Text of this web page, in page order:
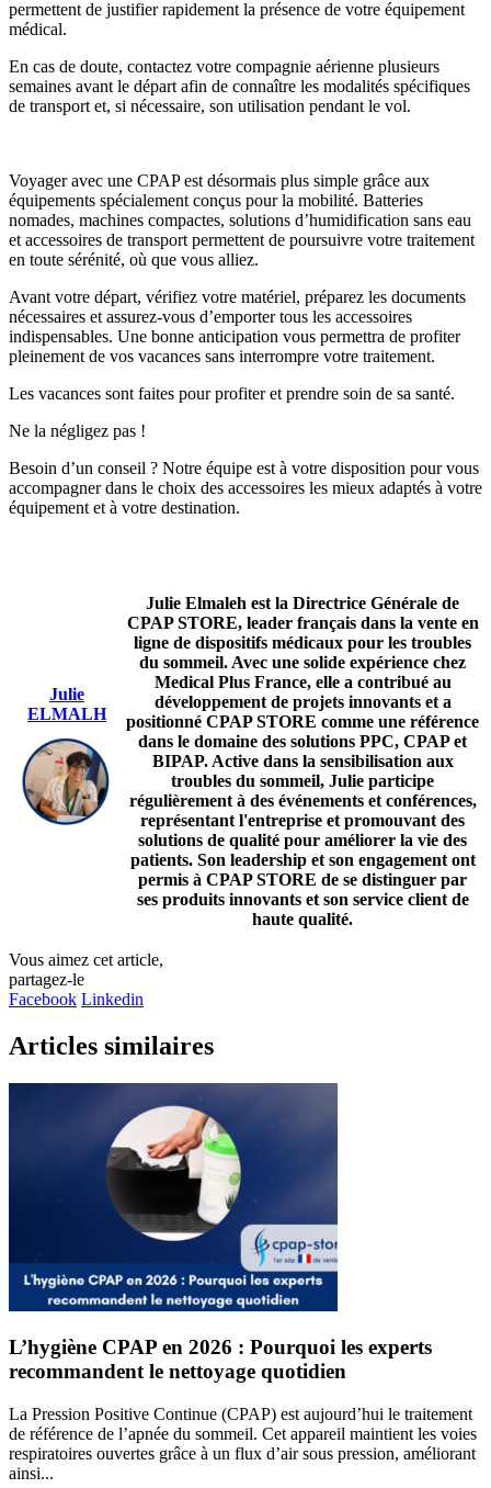
permettent de justifier rapidement la présence de votre équipement
médical.
En cas de doute, contactez votre compagnie aérienne plusieurs
semaines avant le départ afin de connaître les modalités spécifiques
de transport et, si nécessaire, son utilisation pendant le vol.
Voyager avec une CPAP est désormais plus simple grâce aux
équipements spécialement conçus pour la mobilité. Batteries
nomades, machines compactes, solutions d’humidification sans eau
et accessoires de transport permettent de poursuivre votre traitement
en toute sérénité, où que vous alliez.
Avant votre départ, vérifiez votre matériel, préparez les documents
nécessaires et assurez-vous d’emporter tous les accessoires
indispensables. Une bonne anticipation vous permettra de profiter
pleinement de vos vacances sans interrompre votre traitement.
Les vacances sont faites pour profiter et prendre soin de sa santé.
Ne la négligez pas !
Besoin d’un conseil ? Notre équipe est à votre disposition pour vous
accompagner dans le choix des accessoires les mieux adaptés à votre
équipement et à votre destination.
Julie
ELMALH
Julie Elmaleh est la Directrice Générale de
CPAP STORE, leader français dans la vente en
ligne de dispositifs médicaux pour les troubles
du sommeil. Avec une solide expérience chez
Medical Plus France, elle a contribué au
développement de projets innovants et a
positionné CPAP STORE comme une référence
dans le domaine des solutions PPC, CPAP et
BIPAP. Active dans la sensibilisation aux
troubles du sommeil, Julie participe
régulièrement à des événements et conférences,
représentant l'entreprise et promouvant des
solutions de qualité pour améliorer la vie des
patients. Son leadership et son engagement ont
permis à CPAP STORE de se distinguer par
ses produits innovants et son service client de
haute qualité.
Vous aimez cet article,
partagez-le
Facebook Linkedin
Articles similaires
L’hygiène CPAP en 2026 : Pourquoi les experts
recommandent le nettoyage quotidien
La Pression Positive Continue (CPAP) est aujourd’hui le traitement
de référence de l’apnée du sommeil. Cet appareil maintient les voies
respiratoires ouvertes grâce à un flux d’air sous pression, améliorant
ainsi...